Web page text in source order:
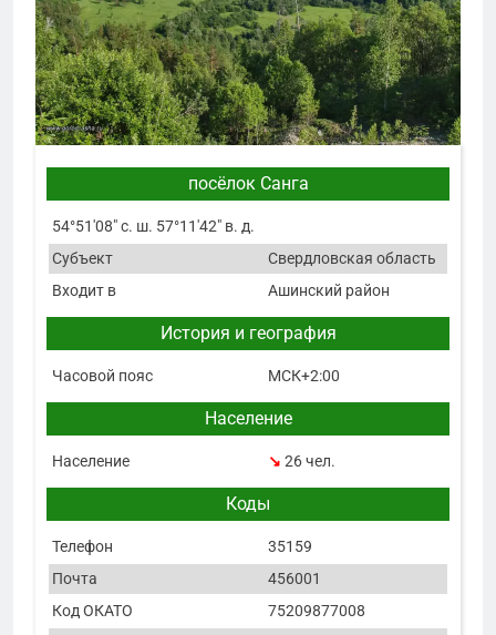
посёлок Санга
54°51′08″ с. ш. 57°11′42″ в. д.
Субъект
Свердловская область
Входит в
Ашинский район
История и география
Часовой пояс МСК+2:00
Население
Население ↘ 26 чел.
Коды
Телефон
35159
Почта
456001
Код ОКАТО
75209877008